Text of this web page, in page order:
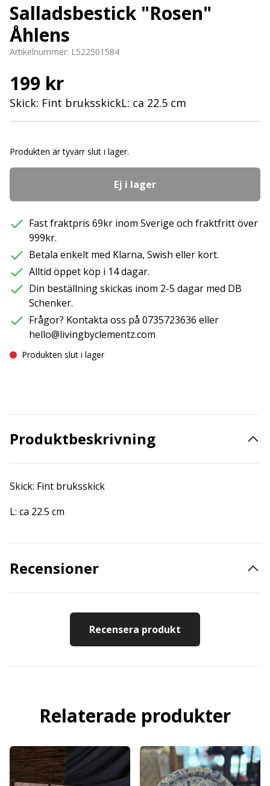
Salladsbestick "Rosen"
Åhlens
Artikelnummer: L522501584
199 kr
Skick: Fint bruksskickL: ca 22.5 cm
Produkten är tyvärr slut i lager.
Ej i lager
Fast fraktpris 69kr inom Sverige och fraktfritt över
999kr.
Betala enkelt med Klarna, Swish eller kort.
Alltid öppet köp i 14 dagar.
Din beställning skickas inom 2-5 dagar med DB
Schenker.
Frågor? Kontakta oss på 0735723636 eller
hello@livingbyclementz.com
Produkten slut i lager
Produktbeskrivning
Skick: Fint bruksskick
L: ca 22.5 cm
Recensioner
Recensera produkt
Relaterade produkter